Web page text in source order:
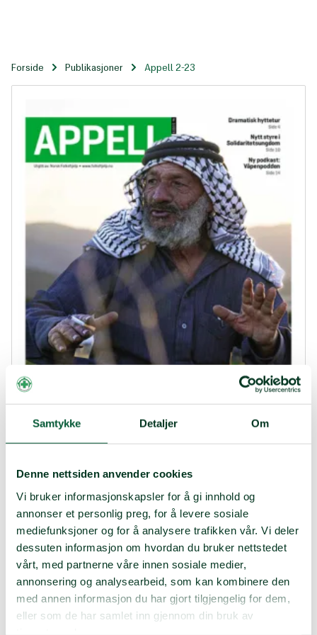
Samtykke Detaljer Om
Denne nettsiden anvender cookies
Vi bruker informasjonskapsler for å gi innhold og
annonser et personlig preg, for å levere sosiale
mediefunksjoner og for å analysere trafikken vår. Vi deler
dessuten informasjon om hvordan du bruker nettstedet
vårt, med partnerne våre innen sosiale medier,
annonsering og analysearbeid, som kan kombinere den
med annen informasjon du har gjort tilgjengelig for dem,
eller som de har samlet inn gjennom din bruk av
Forside Publikasjoner Appell 2-23
Appell
Appell 2-23
1. mai – på lag med folk i krig og kriser
Appell 2-2023.pdf
Tema: 1. mai – på lag med folk i krig og kriser